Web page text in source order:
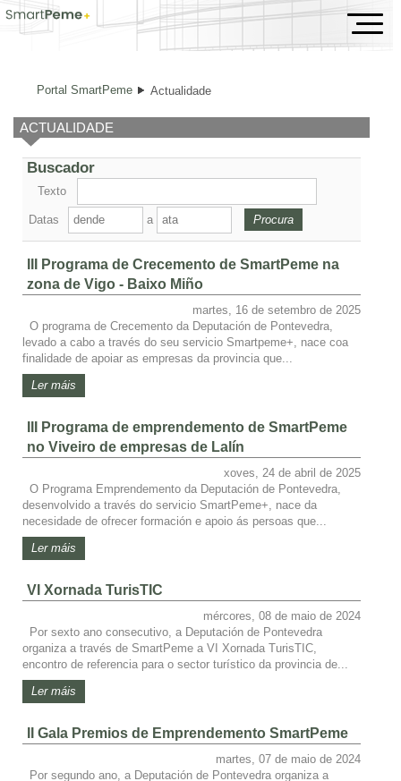
Actualidade
Portal SmartPeme Actualidade
ACTUALIDADE
Buscador
Texto
Datas a
III Programa de Crecemento de SmartPeme na
zona de Vigo - Baixo Miño
martes, 16 de setembro de 2025
O programa de Crecemento da Deputación de Pontevedra,
levado a cabo a través do seu servicio Smartpeme+, nace coa
finalidade de apoiar as empresas da provincia que...
Ler máis
III Programa de emprendemento de SmartPeme
no Viveiro de empresas de Lalín
xoves, 24 de abril de 2025
O Programa Emprendemento da Deputación de Pontevedra,
desenvolvido a través do servicio SmartPeme+, nace da
necesidade de ofrecer formación e apoio ás persoas que...
Ler máis
VI Xornada TurisTIC
mércores, 08 de maio de 2024
Por sexto ano consecutivo, a Deputación de Pontevedra
organiza a través de SmartPeme a VI Xornada TurisTIC,
encontro de referencia para o sector turístico da provincia de...
Ler máis
II Gala Premios de Emprendemento SmartPeme
martes, 07 de maio de 2024
Por segundo ano, a Deputación de Pontevedra organiza a